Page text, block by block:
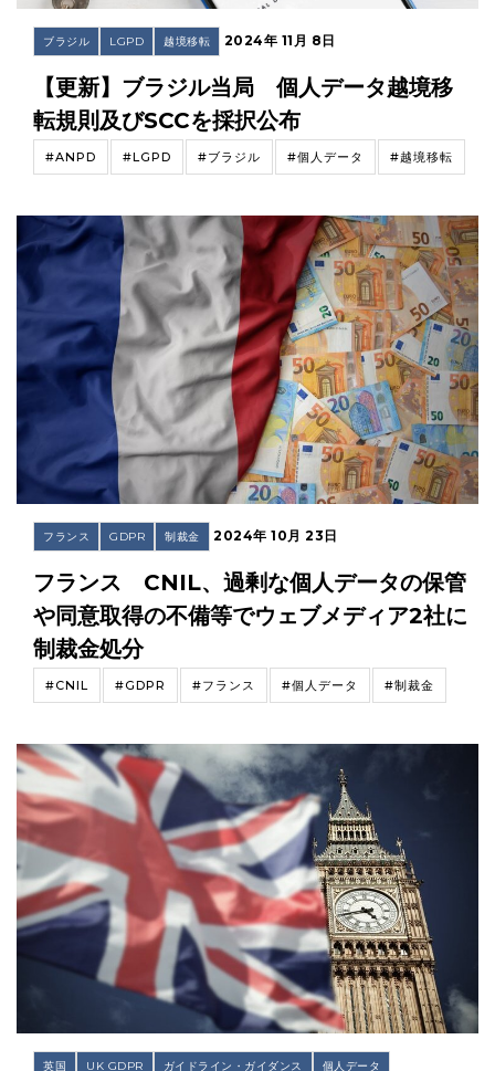
ブラジル LGPD 越境移転 2024年 11月 8日
【更新】ブラジル当局 個人データ越境移
転規則及びSCCを採択公布
#ANPD #LGPD #ブラジル #個人データ #越境移転
フランス GDPR 制裁金 2024年 10月 23日
フランス CNIL、過剰な個人データの保管
や同意取得の不備等でウェブメディア2社に
制裁金処分
#CNIL #GDPR #フランス #個人データ #制裁金
英国 UK GDPR ガイドライン・ガイダンス 個人データ